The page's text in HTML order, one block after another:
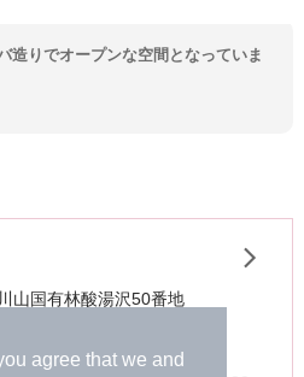
agree that we and
造りでオープンな空間となっていま